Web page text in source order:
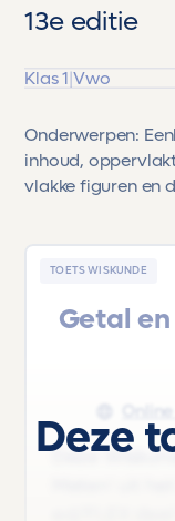
13e editie
Klas 1|Vwo
Onderwerpen:
inhoud,
vlakke figuren en
TOETS WISKUNDE
Getal
Deze
Meten' uit
Deze